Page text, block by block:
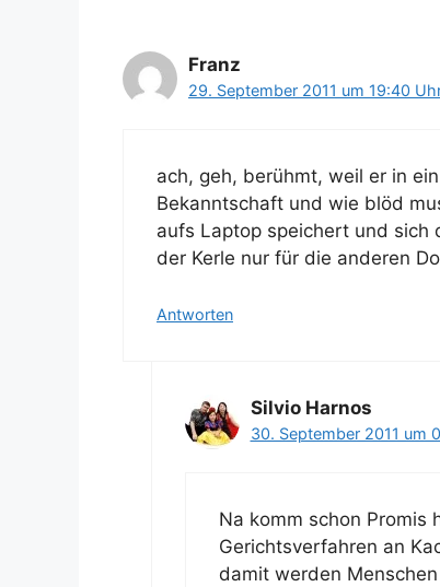
Franz
29. September 2011 um 19:40
ach, geh, berühmt, weil er in
Bekanntschaft und wie blöd
aufs Laptop speichert und sich
der Kerle nur für die anderen
Antworten
Silvio Harnos
30. September 2011 um
Na komm schon Promis
Gerichtsverfahren an
damit werden